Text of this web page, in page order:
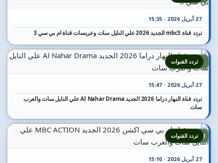
27 أبريل 2026 · 15:35
تردد قناة mbc3 الجديد 2026 علي النايل سات وعربسات قناة ام بي سي 3
9
27 أبريل 2026 · 15:47
تردد قناة النهار دراما 2026 الجديد Al Nahar Drama علي النايل سات والعرب
سات
تردد القنوات
10
27 أبريل 2026 · 15:10
تردد القنوات